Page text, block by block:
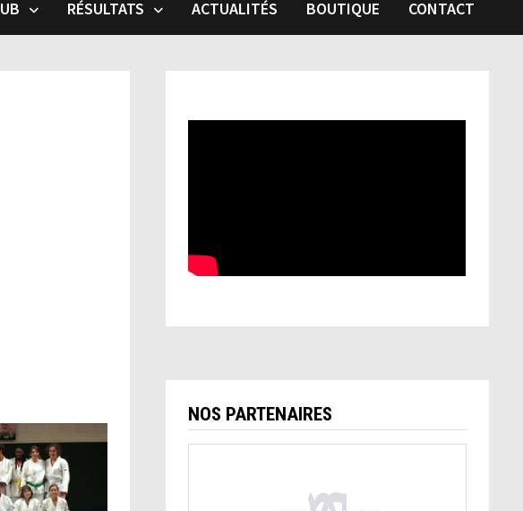
RÉSULTATS ACTUALITÉS BOUTIQUE CONTACT
NOS PARTENAIRES